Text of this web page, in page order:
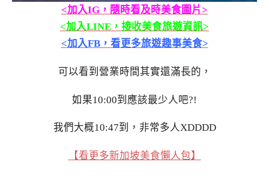
<加入IG，隨時看及時美食圖片>
<加入LINE，接收美食旅遊資訊>
<加入FB，看更多旅遊趣事美食>
可以看到營業時間其實還滿長的，
如果10:00到應該最少人吧?!
我們大概10:47到，非常多人XDDDD
【看更多新加坡美食懶人包】